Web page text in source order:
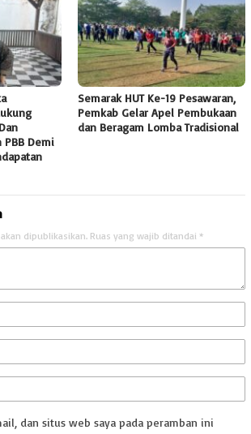
PBB Demi
Semarak HUT Ke-19 Pesawaran,
Pemkab Gelar Apel Pembukaan
dan Beragam Lomba Tradisional
dipublikasikan. Ruas yang wajib ditandai *
dan situs web saya pada peramban ini